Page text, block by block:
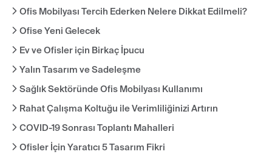
Ofis Mobilyası Tercih Ederken Nelere Dikkat Edilmeli?
Ofise Yeni Gelecek
Ev ve Ofisler için Birkaç İpucu
Yalın Tasarım ve Sadeleşme
Sağlık Sektöründe Ofis Mobilyası Kullanımı
Rahat Çalışma Koltuğu ile Verimliliğinizi Artırın
COVID-19 Sonrası Toplantı Mahalleri
Ofisler İçin Yaratıcı 5 Tasarım Fikri